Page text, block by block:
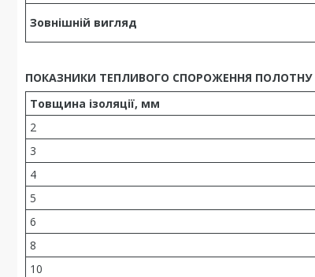
Зовнішній вигляд
ПОКАЗНИКИ ТЕПЛИВОГО СПОРОЖЕННЯ ПОЛОТНУ
Товщина ізоляції, мм
2
3
4
5
6
8
10